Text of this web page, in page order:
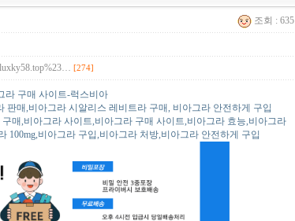
조회 : 635
[274]
라 구매 사이트-럭스비아
판매,비아그라 시알리스 레비트라 구매, 비아그라 안전하게 구입
매,비아그라 사이트,비아그라 구매 사이트,비아그라 효능,비아그라
100mg,비아그라 구입,비아그라 처방,비아그라 안전하게 구입